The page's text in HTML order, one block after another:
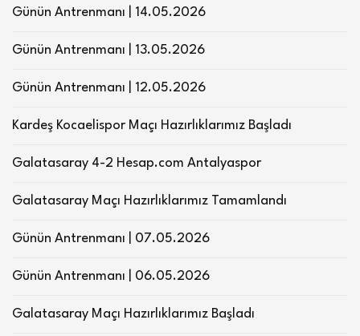
Günün Antrenmanı | 14.05.2026
Günün Antrenmanı | 13.05.2026
Günün Antrenmanı | 12.05.2026
Kardeş Kocaelispor Maçı Hazırlıklarımız Başladı
Galatasaray 4-2 Hesap.com Antalyaspor
Galatasaray Maçı Hazırlıklarımız Tamamlandı
Günün Antrenmanı | 07.05.2026
Günün Antrenmanı | 06.05.2026
Galatasaray Maçı Hazırlıklarımız Başladı